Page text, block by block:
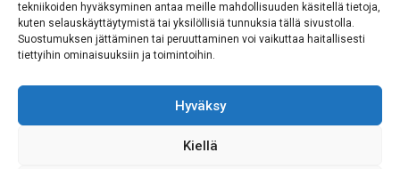
tekniikoiden hyväksyminen antaa meille mahdollisuuden käsitellä tietoja,
kuten selauskäyttäytymistä tai yksilöllisiä tunnuksia tällä sivustolla.
Suostumuksen jättäminen tai peruuttaminen voi vaikuttaa haitallisesti
tiettyihin ominaisuuksiin ja toimintoihin.
Hyväksy
Kiellä
04400 Järvenpää
toimisto@siskotjasimot.fi
044 9733844
Tilaa uutiskirjeemme